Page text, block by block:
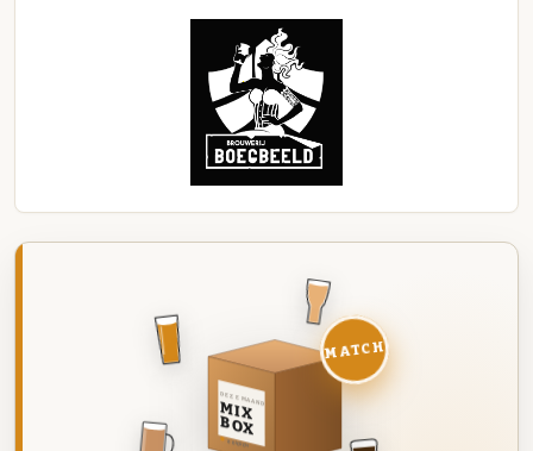
DEZE MAAND
MIX
BOX
8 BIEREN
MATCH